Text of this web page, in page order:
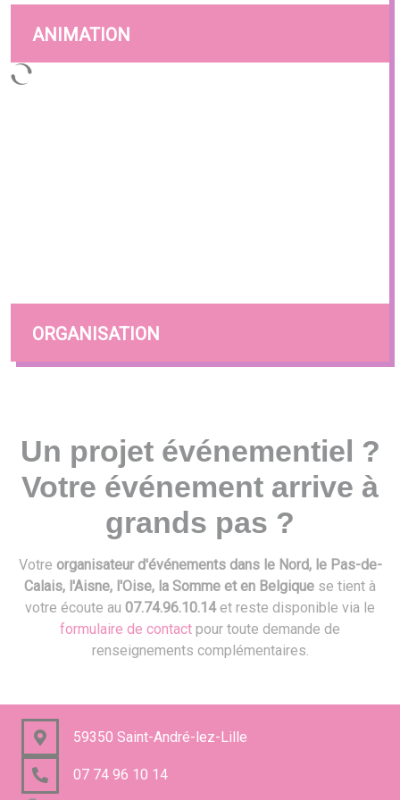
ANIMATION
ORGANISATION
Un projet événementiel ?
Votre événement arrive à
grands pas ?
Votre organisateur d'événements dans le Nord, le Pas-de-
Calais, l'Aisne, l'Oise, la Somme et en Belgique se tient à
votre écoute au 07.74.96.10.14et reste disponible via le
formulaire de contact pour toute demande de
renseignements complémentaires.
59350 Saint-André-lez-Lille
07 74 96 10 14